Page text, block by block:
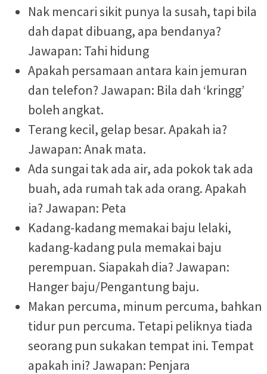
Nak mencari sikit punya la susah, tapi bila
dah dapat dibuang, apa bendanya?
Jawapan: Tahi hidung
Apakah persamaan antara kain jemuran
dan telefon? Jawapan: Bila dah ‘kringg’
boleh angkat.
Terang kecil, gelap besar. Apakah ia?
Jawapan: Anak mata.
Ada sungai tak ada air, ada pokok tak ada
buah, ada rumah tak ada orang. Apakah
ia? Jawapan: Peta
Kadang-kadang memakai baju lelaki,
kadang-kadang pula memakai baju
perempuan. Siapakah dia? Jawapan:
Hanger baju/Pengantung baju.
Makan percuma, minum percuma, bahkan
tidur pun percuma. Tetapi peliknya tiada
seorang pun sukakan tempat ini. Tempat
apakah ini? Jawapan: Penjara